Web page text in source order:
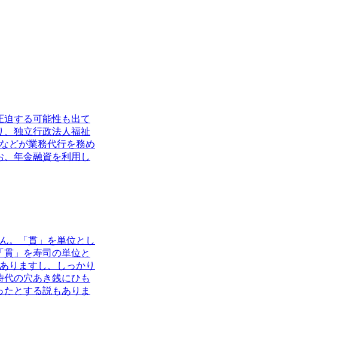
迫する可能性も出て
、独立行政法人福祉
どが業務代行を務め
年金融資を利用し
。
「貫」を単位とし
「貫」を寿司の単位と
りますし、しっかり
の穴あき銭にひも
とする説もありま